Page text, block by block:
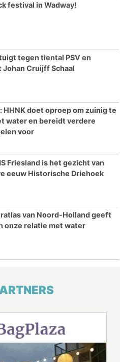
festival in Wadway!
tegen tiental PSV en
Cruijff Schaal
HHNK doet oproep om zuinig te
water en bereidt verdere
voor
Friesland is het gezicht van
eeuw Historische Driehoek
van Noord-Holland geeft
onze relatie met water